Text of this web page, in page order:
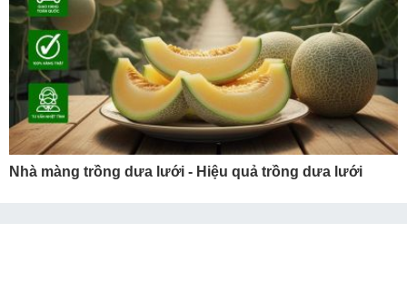
Nhà màng trồng dưa lưới - Hiệu quả trồng dưa lưới